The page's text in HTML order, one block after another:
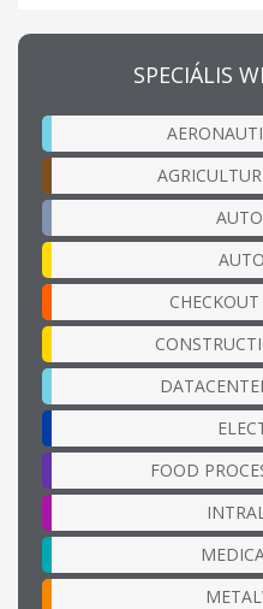
SPECIÁLIS
FOOD